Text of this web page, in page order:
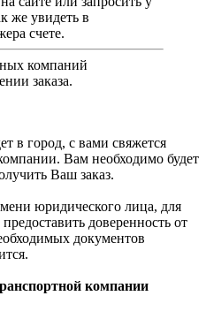
же увидеть в
счете.
компаний
заказа.
в город, с вами свяжется
Вам необходимо будет
Ваш заказ.
юридического лица, для
доверенность от
документов
компании